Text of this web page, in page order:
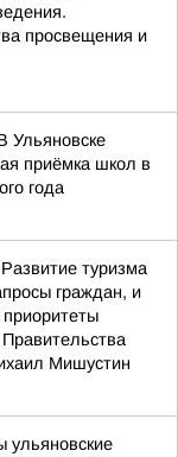
просвещения и
Ульяновске
приёмка школ в
года
туризма
граждан, и
Мишустин
ульяновские